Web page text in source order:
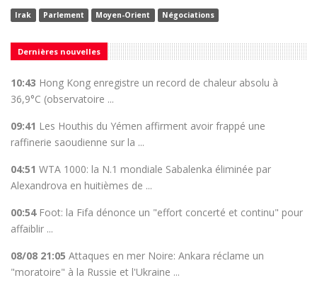
Irak Parlement Moyen-Orient Négociations
Dernières nouvelles
10:43 Hong Kong enregistre un record de chaleur absolu à
36,9°C (observatoire ...
09:41 Les Houthis du Yémen affirment avoir frappé une
raffinerie saoudienne sur la ...
04:51 WTA 1000: la N.1 mondiale Sabalenka éliminée par
Alexandrova en huitièmes de ...
00:54 Foot: la Fifa dénonce un "effort concerté et continu" pour
affaiblir ...
08/08 21:05 Attaques en mer Noire: Ankara réclame un
"moratoire" à la Russie et l'Ukraine ...